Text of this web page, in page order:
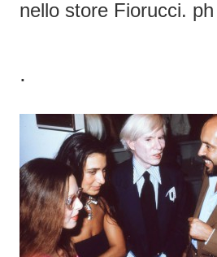
nello store Fiorucci.
.